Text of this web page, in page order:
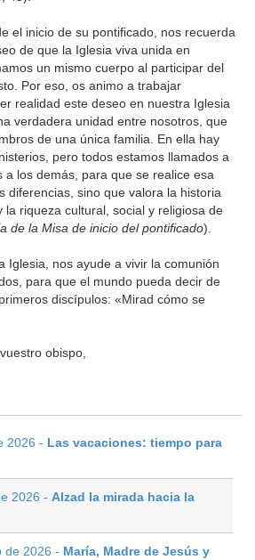
el inicio de su pontificado, nos recuerda
de que la Iglesia viva unida en
un mismo cuerpo al participar del
Por eso, os animo a trabajar
realidad este deseo en nuestra Iglesia
verdadera unidad entre nosotros, que
de una única familia. En ella hay
pero todos estamos llamados a
a los demás, para que se realice esa
diferencias, sino que valora la historia
la riqueza cultural, social y religiosa de
de la Misa de inicio del pontificado).
Iglesia, nos ayude a vivir la comunión
para que el mundo pueda decir de
discípulos: «Mirad cómo se
obispo,
2026 - Las vacaciones: tiempo para
2026 - Alzad la mirada hacia la
de 2026 - María, Madre de Jesús y